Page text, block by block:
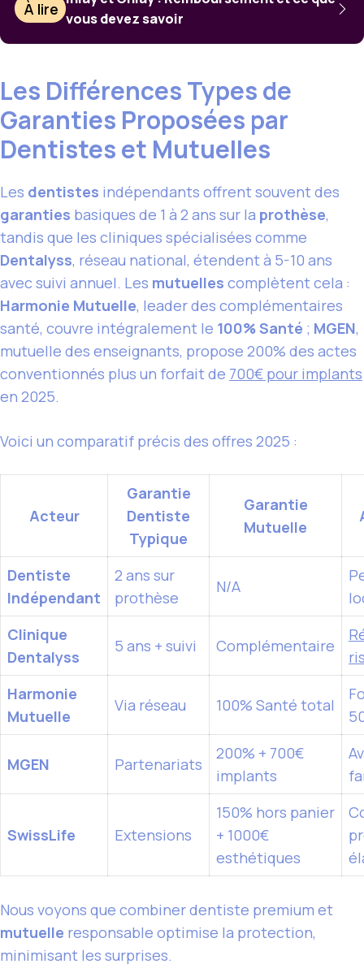
À lire vous devez savoir
Les Différences Types de
Garanties Proposées par
Dentistes et Mutuelles
Les dentistes indépendants offrent souvent des
garanties basiques de 1 à 2 ans sur la prothèse,
tandis que les cliniques spécialisées comme
Dentalyss, réseau national, étendent à 5-10 ans
avec suivi annuel. Les mutuelles complètent cela :
Harmonie Mutuelle, leader des complémentaires
santé, couvre intégralement le 100% Santé ; MGEN,
mutuelle des enseignants, propose 200% des actes
conventionnés plus un forfait de 700€ pour implants
en 2025.
Voici un comparatif précis des offres 2025 :
Acteur
Garantie
Dentiste
Typique
Garantie
Mutuelle
Dentiste
Indépendant
2 ans sur
prothèse
N/A
Clinique
Dentalyss
5 ans + suivi Complémentaire
Harmonie
Mutuelle
Via réseau 100% Santé total
MGEN Partenariats
200% + 700€
implants
SwissLife Extensions
150% hors panier
+ 1000€
esthétiques
Nous voyons que combiner dentiste premium et
mutuelle responsable optimise la protection,
minimisant les surprises.